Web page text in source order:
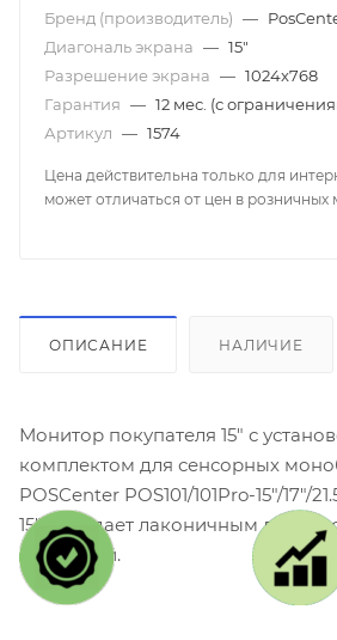
Бренд (производитель) —
Диагональ экрана — 15"
Разрешение экрана — 1024x768
Гарантия — 12 мес. (с
Артикул — 1574
Цена действительна только для
может отличаться от цен в розничных
ОПИСАНИЕ НАЛИЧИЕ
Монитор покупателя 15" с
комплектом для сенсорных
POSCenter POS101/101Pro-15"/17"/
15" обладает лаконичным
рамочный.